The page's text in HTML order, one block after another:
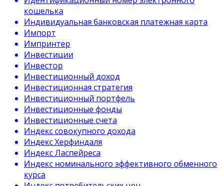
кошелька
Индивидуальная банковская платежная карта
Импорт
Импринтер
Инвестиции
Инвестор
Инвестиционный доход
Инвестиционная стратегия
Инвестиционный портфель
Инвестиционные фонды
Инвестиционные счета
Индекс совокупного дохода
Индекс Херфиндаля
Индекс Ласпейреса
Индекс номинального эффективного обменного
курса